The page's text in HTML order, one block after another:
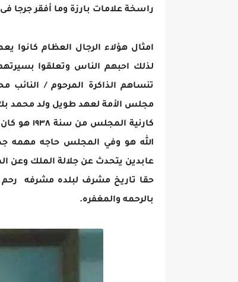
راسخة علامات بارزة وما أفقر جرجا
امثال هؤلاء الرجال العظام
لذلك احبهم الناس وتعلقوا
تنساهم الذاكرة المرحوم /
مجلس الأمة لعهد طويل ولد محمد بك المشوادي
كارنية
الله هو وفي المجلس حاجه مهمه
عابدين يتحدث عن جلالة الملك وعن
حقا تاريخ مشرف لبلده مشرفه رحم
بالرحمه والمغفره.